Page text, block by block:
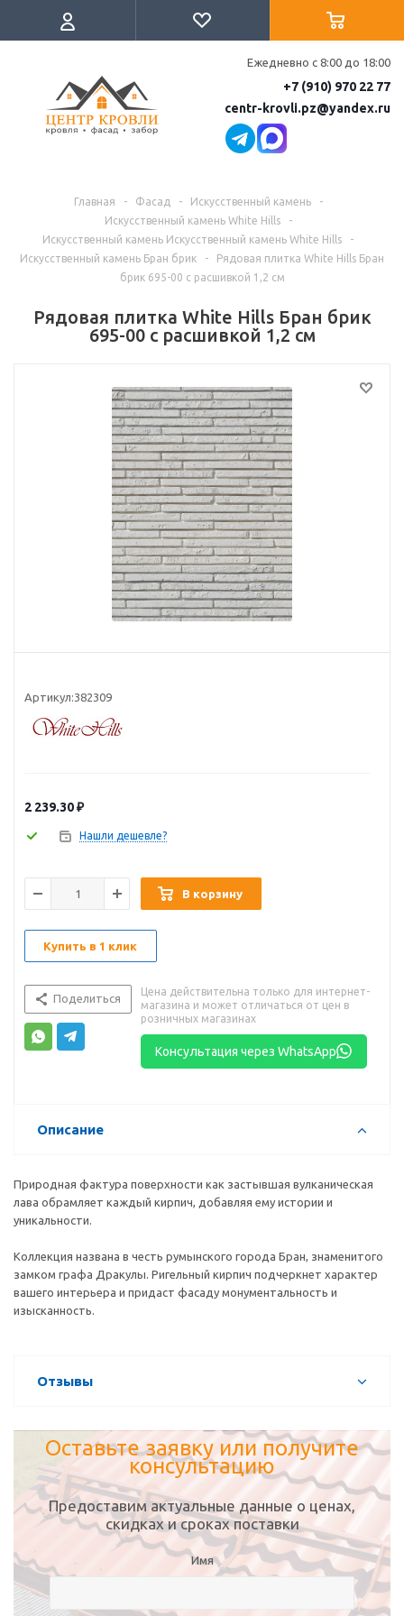
Ежедневно с 8:00 до 18:00
+7 (910) 970 22 77
centr-krovli.pz@yandex.ru
Главная - Фасад - Искусственный камень
-
Искусственный камень White Hills
-
Искусственный камень Искусственный камень White Hills
-
Искусственный камень Бран брик
-
Рядовая плитка White Hills Бран
брик 695-00 с расшивкой 1,2 см
Рядовая плитка White Hills Бран брик
695-00 с расшивкой 1,2 см
Артикул:382309
2 239.30₽
Нашли дешевле?
В корзину
Купить в 1 клик
Поделиться
Цена действительна только для интернет-
магазина и может отличаться от цен в
розничных магазинах
Консультация через WhatsApp
Описание
Природная фактура поверхности как застывшая вулканическая
лава обрамляет каждый кирпич, добавляя ему истории и
уникальности.
Коллекция названа в честь румынского города Бран, знаменитого
замком графа Дракулы. Ригельный кирпич подчеркнет характер
вашего интерьера и придаст фасаду монументальность и
изысканность.
Отзывы
Оставьте заявку или получите
консультацию
Предоставим актуальные данные о ценах,
скидках и сроках поставки
Имя